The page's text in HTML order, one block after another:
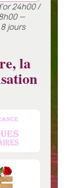
24h00 /
—
jours
la